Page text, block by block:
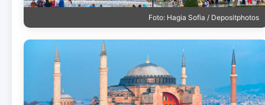
Foto: Hagia Sofia / Depositphotos